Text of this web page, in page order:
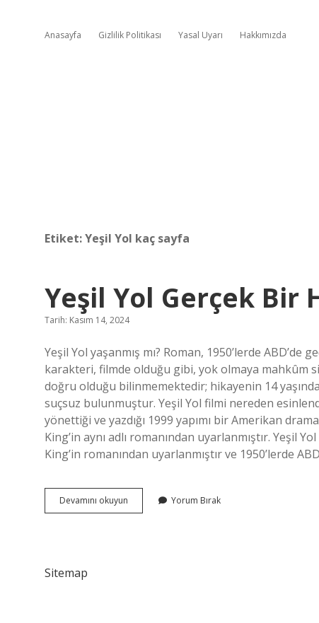
Anasayfa Gizlilik Politikası Yasal Uyarı Hakkımızda
Etiket:Yeşil Yol kaç sayfa
Yeşil Yol Gerçek Bir
Tarih: Kasım 14, 2024
Yeşil Yol yaşanmış mı? Roman, 1950’lerde
karakteri, filmde olduğu gibi, yok olmaya mahkûm
doğru olduğu bilinmemektedir; hikayenin 14
suçsuz bulunmuştur. Yeşil Yol filmi nereden
yönettiği ve yazdığı 1999 yapımı bir Amerikan
King’in aynı adlı romanından uyarlanmıştır. Yeşil
King’in romanından uyarlanmıştır ve 1950’lerde
Devamını okuyun
Yol
Yorum Bırak
Sitemap